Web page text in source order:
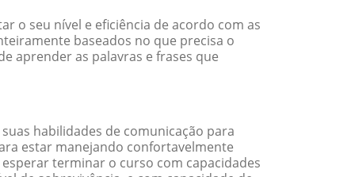
o seu nível e eficiência de acordo com as
baseados no que precisa o
aprender as palavras e frases que
habilidades de comunicação para
estar manejando confortavelmente
terminar o curso com capacidades